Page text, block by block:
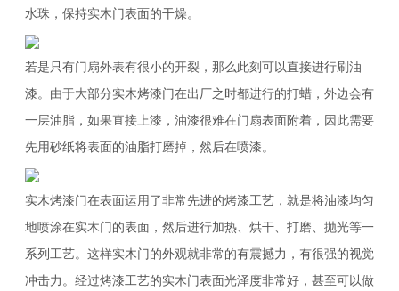
水珠，保持实木门表面的干燥。
若是只有门扇外表有很小的开裂，那么此刻可以直接进行刷油
漆。由于大部分实木烤漆门在出厂之时都进行的打蜡，外边会有
一层油脂，如果直接上漆，油漆很难在门扇表面附着，因此需要
先用砂纸将表面的油脂打磨掉，然后在喷漆。
实木烤漆门在表面运用了非常先进的烤漆工艺，就是将油漆均匀
地喷涂在实木门的表面，然后进行加热、烘干、打磨、抛光等一
系列工艺。这样实木门的外观就非常的有震撼力，有很强的视觉
冲击力。经过烤漆工艺的实木门表面光泽度非常好，甚至可以做